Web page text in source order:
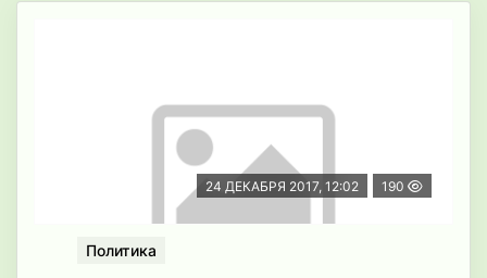
24 ДЕКАБРЯ 2017, 12:02 190
Политика